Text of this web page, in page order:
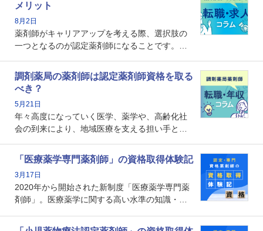
メリット
8月2日
薬剤師がキャリアアップを考える際、選択肢の
一つとなるのが認定薬剤師になることです。し
という声を聞いたことがあるかもしれません。
本記事では、認定薬剤師が「意味ない」といわ
れる理由や、取得するメリット、年収・キャリ
アへの影響を解説します。
調剤薬局の薬剤師は認定薬剤師資格を取る
べき？
5月21日
年々高度になっていく医学、薬学や、高齢化社
会の到来により、地域医療を支える担い手とし
で、重要度が増しているのが認定薬剤師という
資格です。認定薬剤師とはいったいどんな資格
なのでしょうか。それを取得するとどのような
メリットがあるのでしょうか。
「医療薬学専門薬剤師」の資格取得体験記
3月17日
2020年から開始された新制度「医療薬学専門薬
剤師」。医療薬学に関する高い水準の知識・技